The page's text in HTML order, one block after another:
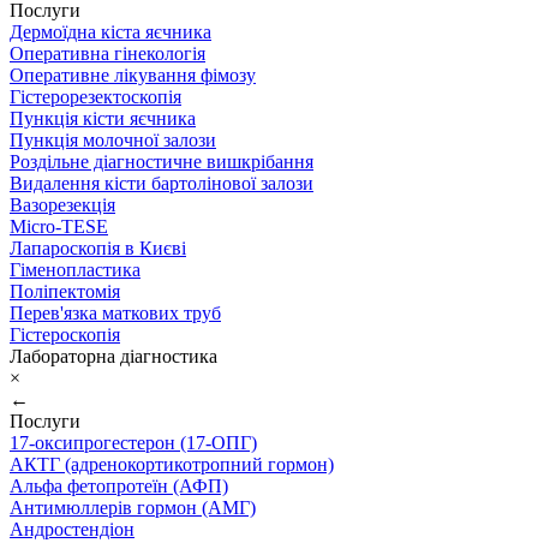
Послуги
Дермоїдна кіста яєчника
Оперативна гінекологія
Оперативне лікування фімозу
Гістерорезектоскопія
Пункція кісти яєчника
Пункція молочної залози
Роздільне діагностичне вишкрібання
Видалення кісти бартолінової залози
Вазорезекція
Micro-TESE
Лапароскопія в Києві
Гіменопластика
Поліпектомія
Перев'язка маткових труб
Гістероскопія
Лабораторна діагностика
×
←
Послуги
17-оксипрогестерон (17-ОПГ)
АКТГ (адренокортикотропний гормон)
Альфа фетопротеїн (АФП)
Антимюллерів гормон (АМГ)
Андростендіон